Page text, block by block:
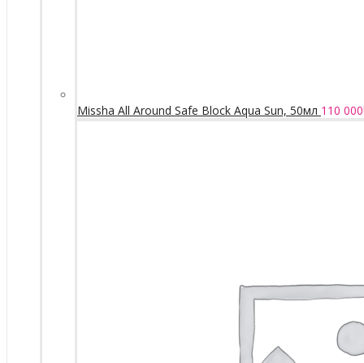
Missha All Around Safe Block Aqua Sun, 50мл 110 000